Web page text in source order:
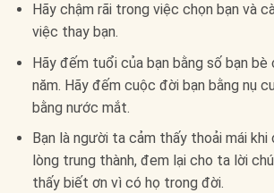
Hãy chậm rãi trong việc chọn bạn và
việc thay bạn.
Hãy đếm tuổi của bạn bằng số bạn bè
năm. Hãy đếm cuộc đời bạn bằng nụ
bằng nước mắt.
Bạn là người ta cảm thấy thoải mái khi
lòng trung thành, đem lại cho ta lời
thấy biết ơn vì có họ trong đời.